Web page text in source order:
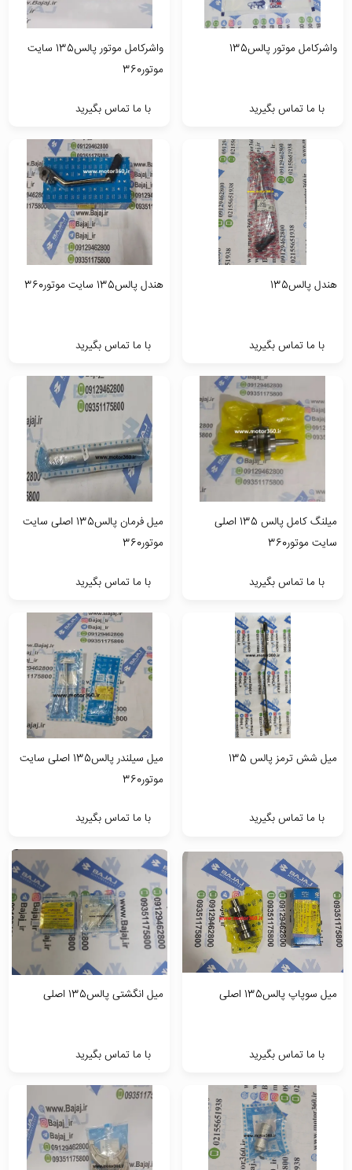
واشرکامل موتور پالس135
با ما تماس بگیرید
واشرکامل موتور پالس135 سایت
موتور360
با ما تماس بگیرید
هندل پالس135
با ما تماس بگیرید
هندل پالس135 سایت موتور360
با ما تماس بگیرید
میلنگ کامل پالس 135 اصلی
سایت موتور360
با ما تماس بگیرید
میل فرمان پالس135 اصلی سایت
موتور360
با ما تماس بگیرید
میل شش ترمز پالس 135
با ما تماس بگیرید
میل سیلندر پالس135 اصلی سایت
موتور360
با ما تماس بگیرید
میل سوپاپ پالس135 اصلی
با ما تماس بگیرید
میل انگشتی پالس135 اصلی
با ما تماس بگیرید